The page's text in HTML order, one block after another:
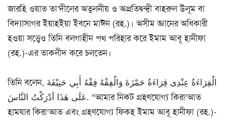
জারহি ওয়াত তা’দীলের অতুলনীয় ও অপ্রতিদ্বন্দ্বী বাহরুল উলূম বা
বিদ্যাসাগর ইয়াহইয়া ইবনে মাঈন (রহ.)। অসীম জ্ঞানের অধিকারী
হওয়া সত্ত্বেও তিনি বলগাহীন পথ পরিহার করে ইমাম আবূ হানীফা
(রহ.)-এর তাকলীদ করে চলতেন।
তিনি বলেন, الْقِرَاءَةُ عِنْدِى قِرَاءَةُ حَمْزَةَ وَالْفِقْهُ فِقْهُ أَبِي حَنِيْفَةَ
عَلَى هَذَا أدْرَكْتُ النَّاسَ. “আমার নিকট গ্রহণযোগ্য কিরা’আত
হামযার কিরা’আত এবং গ্রহণযোগ্য ফিক্হ ইমাম আবূ হানীফা (রহ.)-